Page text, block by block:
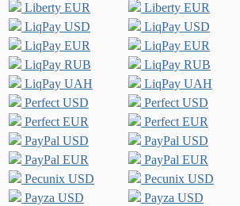
Liberty EUR
Liberty EUR
LiqPay USD
LiqPay USD
LiqPay EUR
LiqPay EUR
LiqPay RUB
LiqPay RUB
LiqPay UAH
LiqPay UAH
Perfect USD
Perfect USD
Perfect EUR
Perfect EUR
PayPal USD
PayPal USD
PayPal EUR
PayPal EUR
Pecunix USD
Pecunix USD
Payza USD
Payza USD